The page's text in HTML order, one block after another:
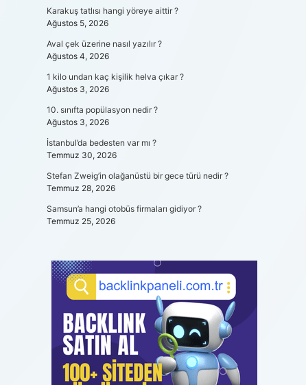
Karakuş tatlısı hangi yöreye aittir ?
Ağustos 5, 2026
Aval çek üzerine nasıl yazılır ?
Ağustos 4, 2026
1 kilo undan kaç kişilik helva çıkar ?
Ağustos 3, 2026
10. sınıfta popülasyon nedir ?
Ağustos 3, 2026
İstanbul’da bedesten var mı ?
Temmuz 30, 2026
Stefan Zweig’in olağanüstü bir gece türü nedir ?
Temmuz 28, 2026
Samsun’a hangi otobüs firmaları gidiyor ?
Temmuz 25, 2026